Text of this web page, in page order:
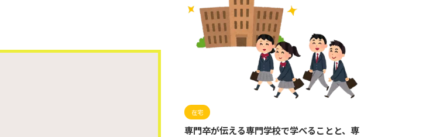
在宅
専門卒が伝える専門学校で学べることと、専